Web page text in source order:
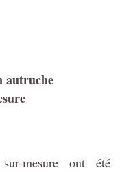
autruche
mesure ont été